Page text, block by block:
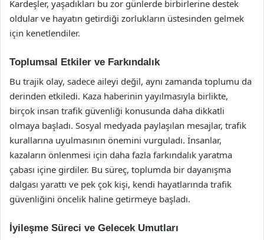
Kardeşler, yaşadıkları bu zor günlerde birbirlerine destek
oldular ve hayatın getirdiği zorlukların üstesinden gelmek
için kenetlendiler.
Toplumsal Etkiler ve Farkındalık
Bu trajik olay, sadece aileyi değil, aynı zamanda toplumu da
derinden etkiledi. Kaza haberinin yayılmasıyla birlikte,
birçok insan trafik güvenliği konusunda daha dikkatli
olmaya başladı. Sosyal medyada paylaşılan mesajlar, trafik
kurallarına uyulmasının önemini vurguladı. İnsanlar,
kazaların önlenmesi için daha fazla farkındalık yaratma
çabası içine girdiler. Bu süreç, toplumda bir dayanışma
dalgası yarattı ve pek çok kişi, kendi hayatlarında trafik
güvenliğini öncelik haline getirmeye başladı.
İyileşme Süreci ve Gelecek Umutları